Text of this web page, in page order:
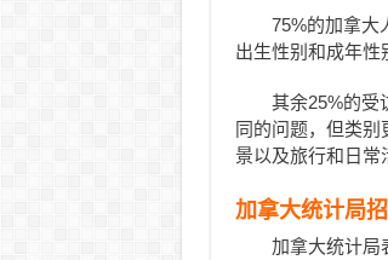
75%的加拿大
出生性别和成年性
其余25%的受
同的问题，但类
景以及旅行和日常
加拿大统计局
加拿大统计局